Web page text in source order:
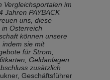
Vergleichsportalen im
Jahren PAYBACK
uns, diese
Österreich
können unsere
indem sie mit
für Strom,
Geldanlagen
zusätzlich
Geschäftsführer